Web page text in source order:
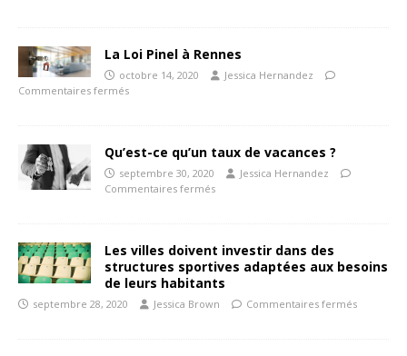
La Loi Pinel à Rennes
octobre 14, 2020
Jessica Hernandez
Commentaires fermés
Qu’est-ce qu’un taux de vacances ?
septembre 30, 2020
Jessica Hernandez
Commentaires fermés
Les villes doivent investir dans des
structures sportives adaptées aux besoins
de leurs habitants
septembre 28, 2020 Jessica Brown Commentaires fermés